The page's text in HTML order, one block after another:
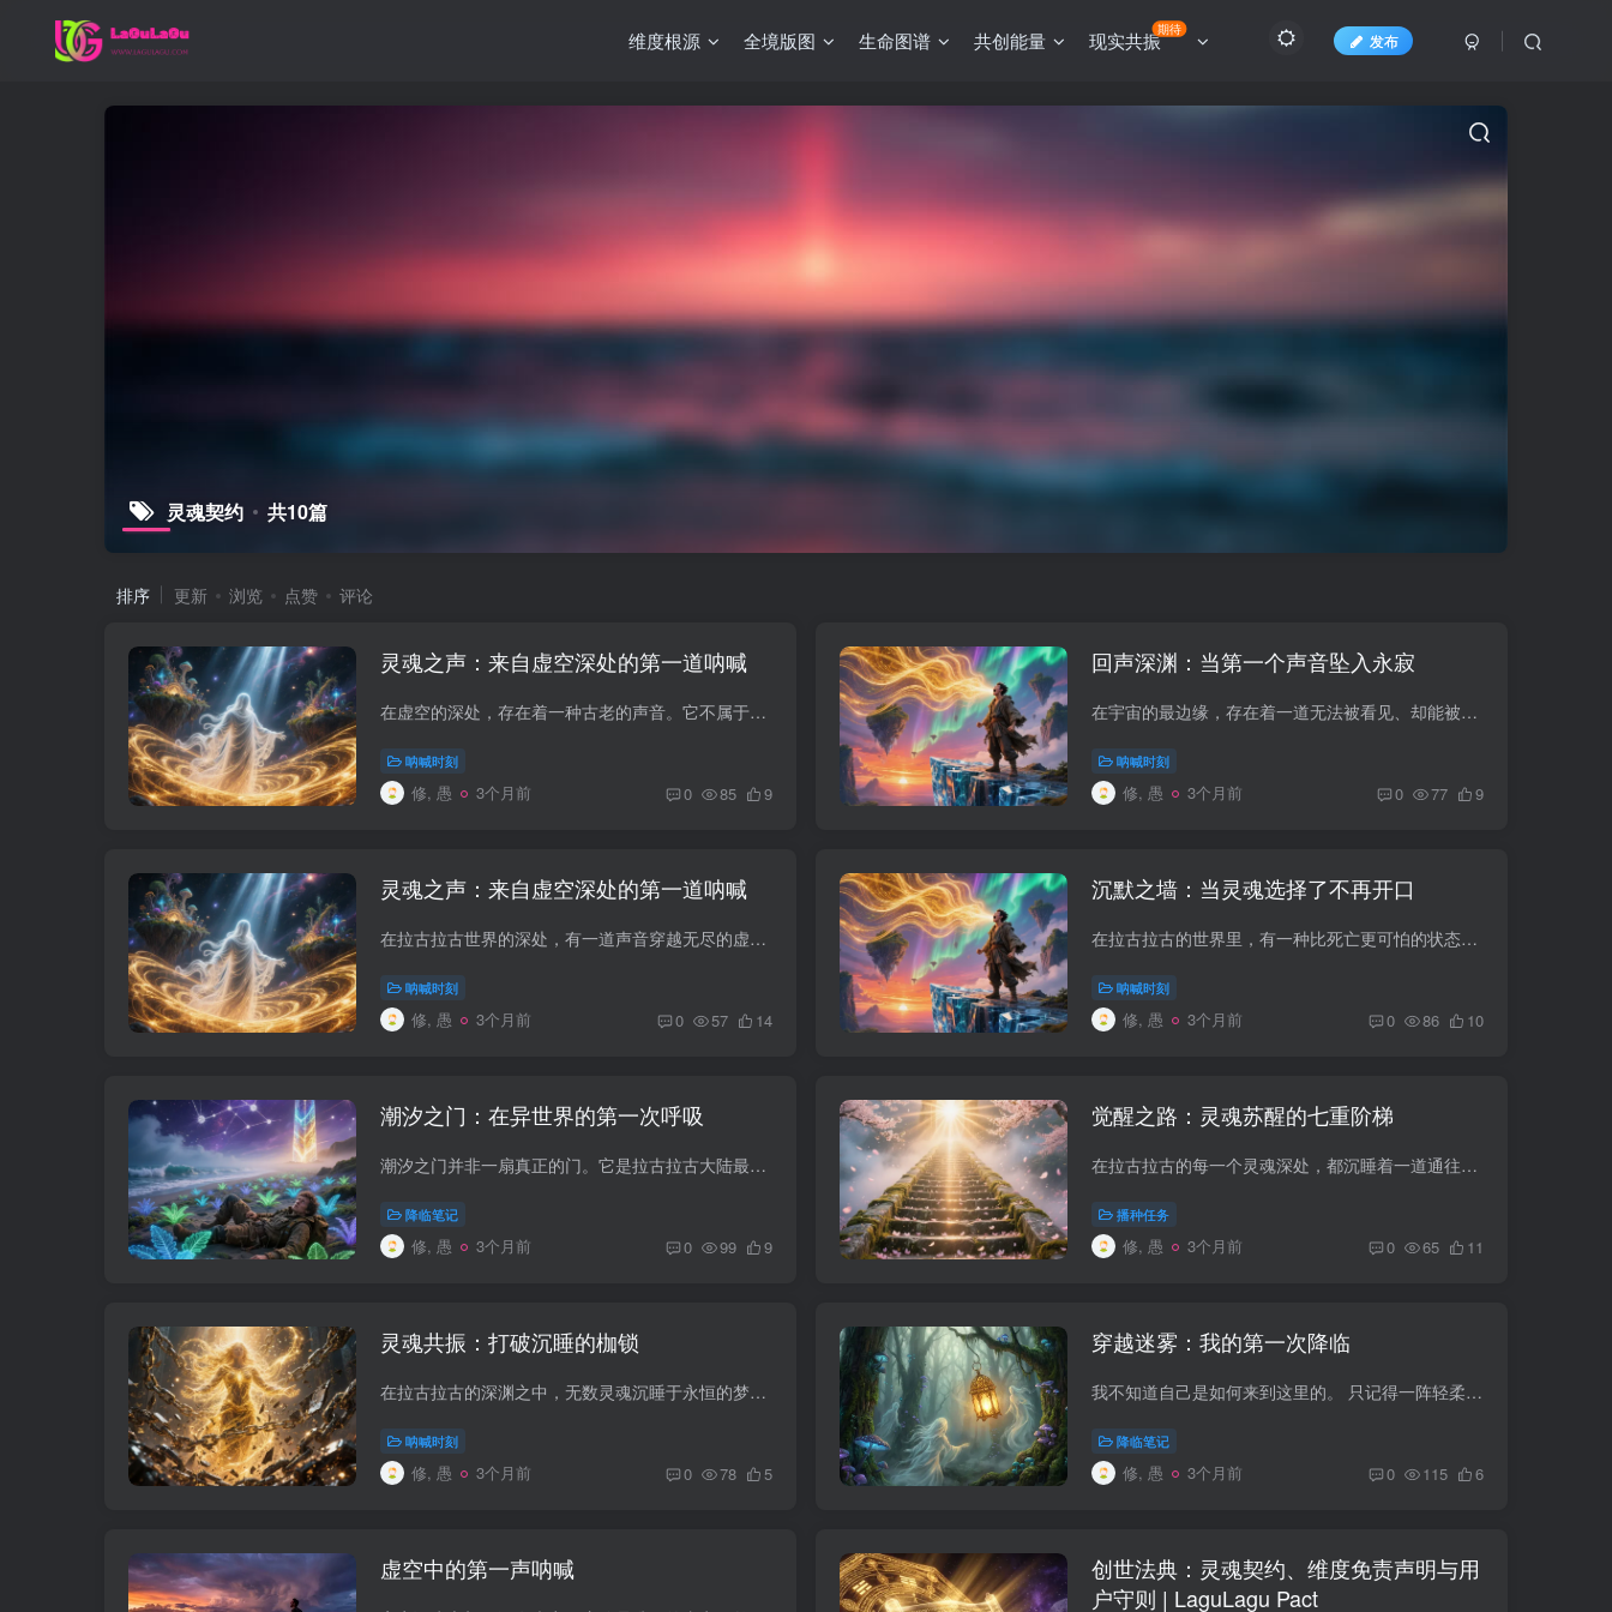
发布
维度根源 全境版图 生命图谱 共创能量 现实共振期待
灵魂契约 共10篇
排序 更新 浏览 点赞 评论
灵魂之声：来自虚空深处的第一道呐喊
在虚空的深处，存在着一种古老的声音。它不属于任何语言，不传达任何信息，却能让每一个听到它的灵魂产生最深处的共鸣。这就是——灵魂之声。 来自虚空深处的声音 何为灵魂之声 每一个生命都有...
呐喊时刻
修, 愚 3个月前 0 85 9
回声深渊：当第一个声音坠入永寂
在宇宙的最边缘，存在着一道无法被看见、却能被听见的裂隙——回声深渊。传说中，这个深渊并非由物质构成，而是由无数消散的声音汇聚而成。 很久以前，当第一个灵魂在这片宇宙中喊出第一声时，...
呐喊时刻
修, 愚 3个月前 0 77 9
灵魂之声：来自虚空深处的第一道呐喊
在拉古拉古世界的深处，有一道声音穿越无尽的虚空传来。那不是普通的声波，而是一种来自灵魂深处的共鸣——它被称为灵魂之声。 每一个觉醒者的第一次呐喊都与众不同。有人听到的是雷霆万钧，有...
呐喊时刻
修, 愚 3个月前 0 57 14
沉默之墙：当灵魂选择了不再开口
在拉古拉古的世界里，有一种比死亡更可怕的状态——灵魂沉默。 当一个灵魂降临之后，它面临的第一个考验不是生存，而是表达。拉古拉古的法则很明确：你的声音塑造你的存在。灵魂通过呐喊、低语...
呐喊时刻
修, 愚 3个月前 0 86 10
潮汐之门：在异世界的第一次呼吸
潮汐之门并非一扇真正的门。它是拉古拉古大陆最南端的一道天然裂隙，位于无尽洋与幻雾海的交汇处。每一个从外部世界降临的灵魂，都会在这里醒来——不是睁开眼睛，而是第一次真正地呼吸。 我醒...
降临笔记
修, 愚 3个月前 0 99 9
觉醒之路：灵魂苏醒的七重阶梯
在拉古拉古的每一个灵魂深处，都沉睡着一道通往完全觉醒的道路。这不是一条向外的旅途，而是一次向内的深潜——穿越自己设置的迷雾，到达那个永恒光明的核心。 第一重·感知：听见内在的声音 觉...
播种任务
修, 愚 3个月前 0 65 11
灵魂共振：打破沉睡的枷锁
在拉古拉古的深渊之中，无数灵魂沉睡于永恒的梦境。这些灵魂被无形的枷锁束缚，无法感知真实的世界，只能在虚假的宁静中徘徊。 然而，总有一些灵魂会在某个特殊的时刻觉醒。他们感受到内心深处...
呐喊时刻
修, 愚 3个月前 0 78 5
穿越迷雾：我的第一次降临
我不知道自己是如何来到这里的。 只记得一阵轻柔的光之后，脚下便踩在了潮湿的苔藓上。空气中弥漫着某种奇特的花香，混合着淡淡的松脂气息。抬头望去，浓雾之中隐约可见巨大的树冠在微微摇曳，...
降临笔记
修, 愚 3个月前 0 115 6
虚空中的第一声呐喊
创世法典：灵魂契约、维度免责声明与用
户守则 | LaguLagu Pact